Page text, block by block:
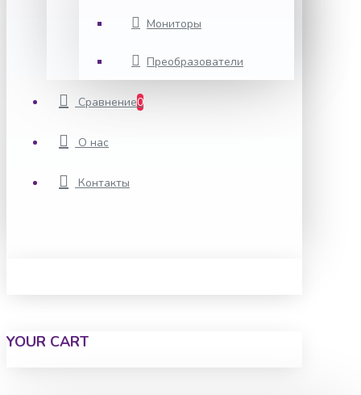
Мониторы
Преобразователи
Сравнение0
О нас
Контакты
YOUR CART